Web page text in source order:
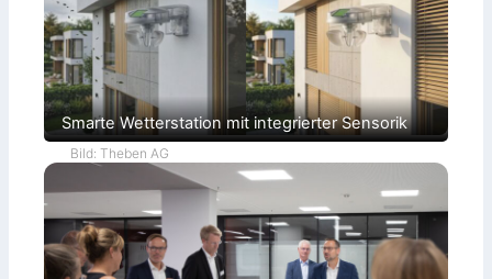
Smarte Wetterstation mit integrierter Sensorik
Bild: Theben AG